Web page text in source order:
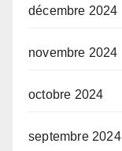
décembre 2024
novembre 2024
octobre 2024
septembre 2024